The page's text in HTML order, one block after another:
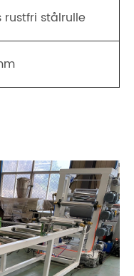
rustfri stålrulle